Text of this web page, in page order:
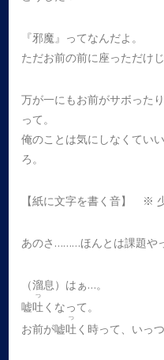
『邪魔』ってなんだよ。
ただお前の前に座っただけじ
万が一にもお前がサボった
って。
俺のことは気にしなくてい
ろ。
【紙に文字を書く音】 ※
あのさ………ほんとは課題や
（溜息）はぁ…。
嘘吐
つ
くなって。
お前が嘘吐
つ
く時って、いっ